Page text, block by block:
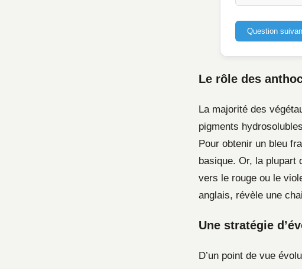
Question
Le rôle des
La majorité des
pigments
Pour obtenir un bleu
basique. Or, la plupart
vers le rouge ou le
anglais, révèle une
Une stratégie
D’un point de vue